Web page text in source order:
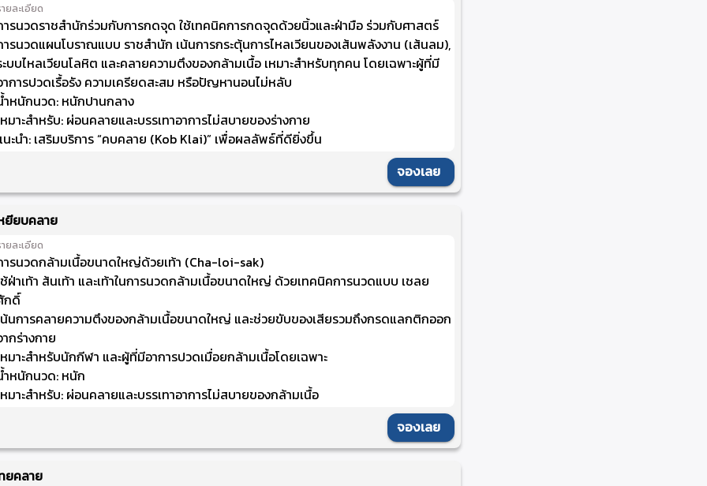
ยละเอียด
รนวดราชสำนักร่วมกับการกดจุด ใช้เทคนิคการกดจุดด้วยนิ้วและฝ่ามือ ร่วมกับศาสตร์
รนวดแผนโบราณแบบ ราชสำนัก เน้นการกระตุ้นการไหลเวียนของเส้นพลังงาน (เส้นลม),
บบไหลเวียนโลหิต และคลายความตึงของกล้ามเนื้อ เหมาะสำหรับทุกคน โดยเฉพาะผู้ที่มี
การปวดเรื้อรัง ความเครียดสะสม หรือปัญหานอนไม่หลับ
หนักนวด: หนักปานกลาง
มาะสำหรับ: ผ่อนคลายและบรรเทาอาการไม่สบายของร่างกาย
ะนำ: เสริมบริการ “คบคลาย (Kob Klai)” เพื่อผลลัพธ์ที่ดียิ่งขึ้น
จองเลย
ยียบคลาย
ยละเอียด
รนวดกล้ามเนื้อขนาดใหญ่ด้วยเท้า (Cha-loi-sak)
ฝ่าเท้า ส้นเท้า และเท้าในการนวดกล้ามเนื้อขนาดใหญ่ ด้วยเทคนิคการนวดแบบ เชลย
กดิ์
นการคลายความตึงของกล้ามเนื้อขนาดใหญ่ และช่วยขับของเสียรวมถึงกรดแลกติกออก
กร่างกาย
มาะสำหรับนักกีฬา และผู้ที่มีอาการปวดเมื่อยกล้ามเนื้อโดยเฉพาะ
หนักนวด: หนัก
มาะสำหรับ: ผ่อนคลายและบรรเทาอาการไม่สบายของกล้ามเนื้อ
จองเลย
ยคลาย